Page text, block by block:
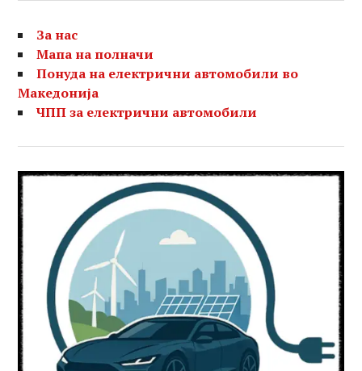
За нас
Мапа на полначи
Понуда на електрични автомобили во
Македонија
ЧПП за електрични автомобили